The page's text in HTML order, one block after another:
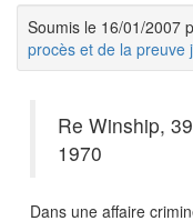
Soumis le 16/01/2007
procès et de la preuve
Re Winship,
1970
Dans une affaire